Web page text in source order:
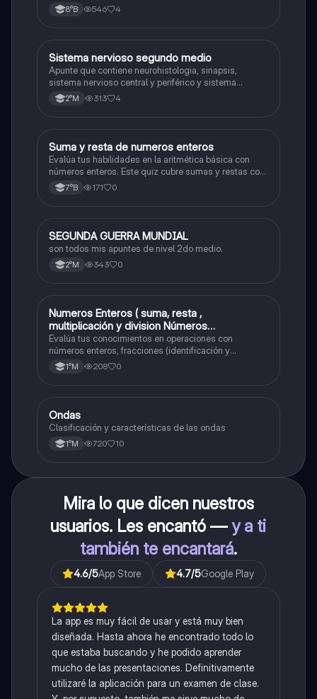
8°B 546 4
Biología
Sistema nervioso segundo medio
Apunte que contiene neurohistologia, sinapsis,
sistema nervioso central y periférico y sistema
endocrino
2°M 313 4
SMatemáticas
Suma y resta de numeros enteros
Evalúa tus habilidades en la aritmética básica con
números enteros. Este quiz cubre sumas y restas con
números positivos y negativos.
7°B 171 0
Historia
SEGUNDA GUERRA MUNDIAL
son todos mis apuntes de nivel 2do medio.
2°M 343 0
Matemáticas
Numeros Enteros ( suma, resta ,
multiplicación y division Números
Fraccionarios si es Propia o Impropia o mixto
( suma , resta , multiplicación y división)
Porcentaje ( fracción, porcentual y decimal).
Evalúa tus conocimientos en operaciones con
números enteros, fracciones (identificación y
operaciones) y conversiones de porcentajes (fracción,
decimal y viceversa).
1°M 208 0
Física
Ondas
Clasificación y características de las ondas
1°M 720 10
Mira lo que dicen nuestros
usuarios. Les encantó —y a ti
también te encantará.
4.6/5App Store 4.7/5Google Play
La app es muy fácil de usar y está muy bien
diseñada. Hasta ahora he encontrado todo lo
que estaba buscando y he podido aprender
mucho de las presentaciones. Definitivamente
utilizaré la aplicación para un examen de clase.